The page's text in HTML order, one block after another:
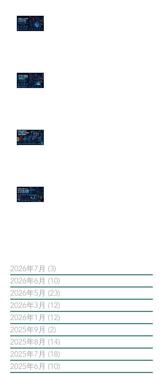
2026年7月 (3)
2026年6月 (10)
2026年5月 (23)
2026年3月 (12)
2026年1月 (12)
2025年9月 (2)
2025年8月 (14)
2025年7月 (18)
2025年6月 (10)